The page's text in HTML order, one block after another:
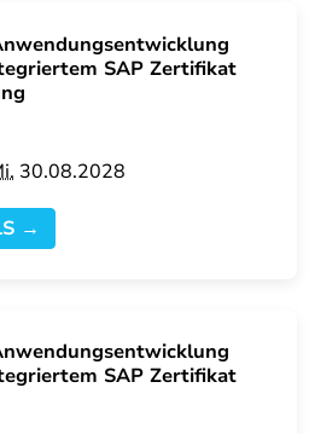
SAP Zertifikat
30.08.2028
→
SAP Zertifikat